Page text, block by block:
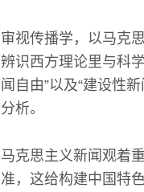
审视传播学，以马克
辨识西方理论里与科
闻自由”以及“建设性
分析。
马克思主义新闻观着
准，这给构建中国特